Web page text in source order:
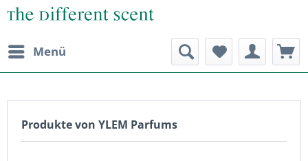
Menü
Produkte von YLEM Parfums